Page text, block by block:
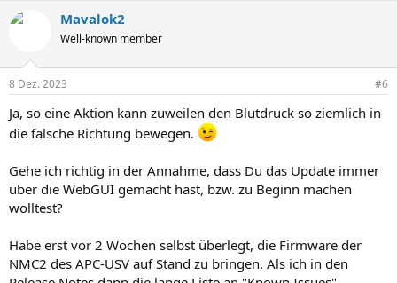
k
e
:
Mavalok2
Well-known member
8 Dez. 2023 #6
Ja, so eine Aktion kann zuweilen den Blutdruck so ziemlich in
die falsche Richtung bewegen.
Gehe ich richtig in der Annahme, dass Du das Update immer
über die WebGUI gemacht hast, bzw. zu Beginn machen
wolltest?
Habe erst vor 2 Wochen selbst überlegt, die Firmware der
NMC2 des APC-USV auf Stand zu bringen. Als ich in den